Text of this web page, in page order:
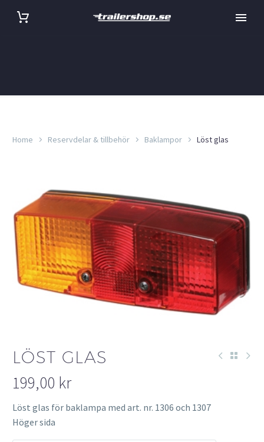
Home Reservdelar & tillbehör Baklampor Löst glas
LÖST GLAS
199,00 kr
Löst glas för baklampa med art. nr. 1306 och 1307
Höger sida